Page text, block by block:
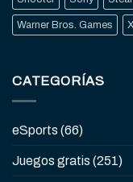
Warner Bros. Games
CATEGORÍAS
eSports (66)
Juegos gratis (251)